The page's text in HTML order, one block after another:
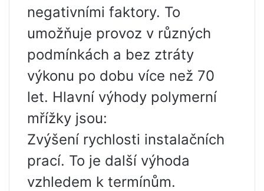
negativními faktory. To
umožňuje provoz v různých
podmínkách a bez ztráty
výkonu po dobu více než 70
let. Hlavní výhody polymerní
mřížky jsou:
Zvýšení rychlosti instalačních
prací. To je další výhoda
vzhledem k termínům.